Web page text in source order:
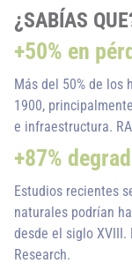
¿SABÍAS
+50% en
Más del 50% de los
1900,
e infraestructura.
+87%
Estudios recientes
naturales podrían
desde el siglo XVIII.
Research.